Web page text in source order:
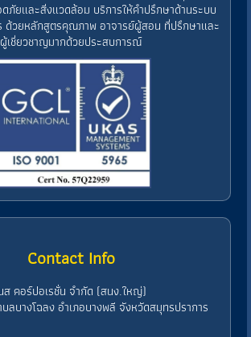
ภัยและสิ่งแวดล้อม บริการให้คำปรึกษาด้านระบบ
ด้วยหลักสูตรคุณภาพ อาจารย์ผู้สอน ที่ปรึกษาและ
ผู้เชี่ยวชาญมากด้วยประสบการณ์
Contact Info
ส คอร์ปอเรชั่น จำกัด (สนง.ใหญ่)
บางโฉลง อำเภอบางพลี จังหวัดสมุทรปราการ